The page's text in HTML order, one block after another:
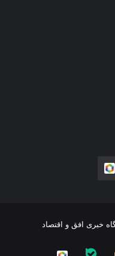
خبری افق و اقتصاد